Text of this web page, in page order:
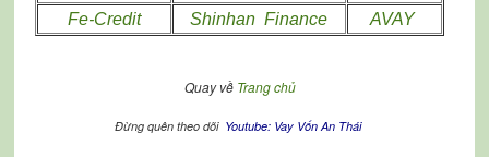
Fe-Credit
Shinhan Finance AVAY
Quay về Trang chủ
Đừng quên theo dõi Youtube: Vay Vốn An Thái